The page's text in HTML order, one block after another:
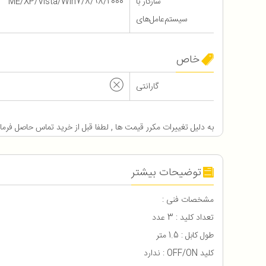
سیستم‌عامل‌های
خاص
گارانتی
به دلیل تغییرات مکرر قیمت ها , لطفا قبل از خرید تماس حاصل
توضیحات بیشتر
مشخصات فنی :
تعداد کلید : 3 عدد
طول کابل : 1.5 متر
کلید OFF/ON : ندارد